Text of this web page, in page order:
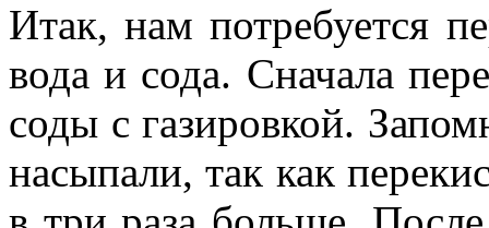
Итак, нам потребуется
вода и сода. Сначала
соды с газировкой.
насыпали, так как